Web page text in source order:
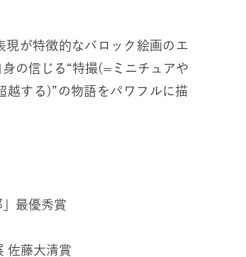
現が特徴的なバロック絵画のエ
の信じる“特撮(=ミニチュアや
越する)”の物語をパワフルに描
最優秀賞
佐藤大清賞